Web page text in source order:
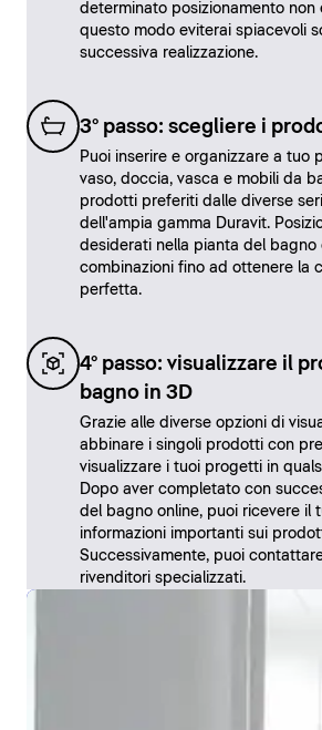
determinato posizionamento non
questo modo eviterai spiacevoli
successiva realizzazione.
3° passo: scegliere i
Puoi inserire e organizzare a tuo
vaso, doccia, vasca e mobili da
prodotti preferiti dalle diverse
dell'ampia gamma Duravit.
desiderati nella pianta del bagno
combinazioni fino ad ottenere la
perfetta.
4° passo: visualizzare il
bagno in 3D
Grazie alle diverse opzioni di
abbinare i singoli prodotti con
visualizzare i tuoi progetti in
Dopo aver completato con
del bagno online, puoi ricevere il
informazioni importanti sui
Successivamente, puoi
rivenditori specializzati.